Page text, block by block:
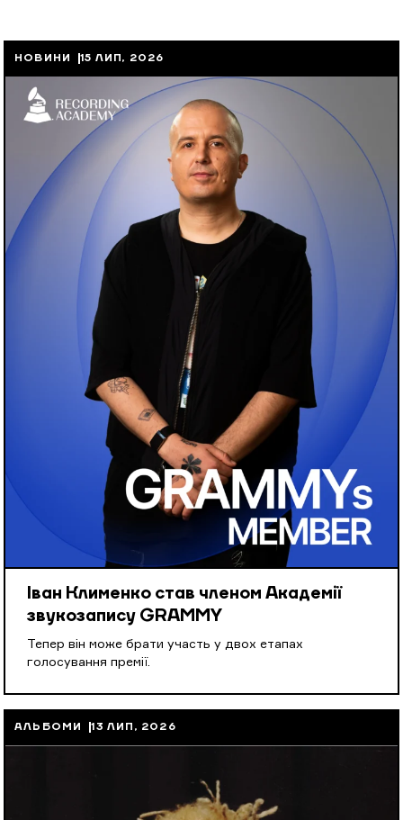
НОВИНИ 15 ЛИП, 2026
Іван Клименко став членом Академії
звукозапису GRAMMY
Тепер він може брати участь у двох етапах
голосування премії.
АЛЬБОМИ 13 ЛИП, 2026